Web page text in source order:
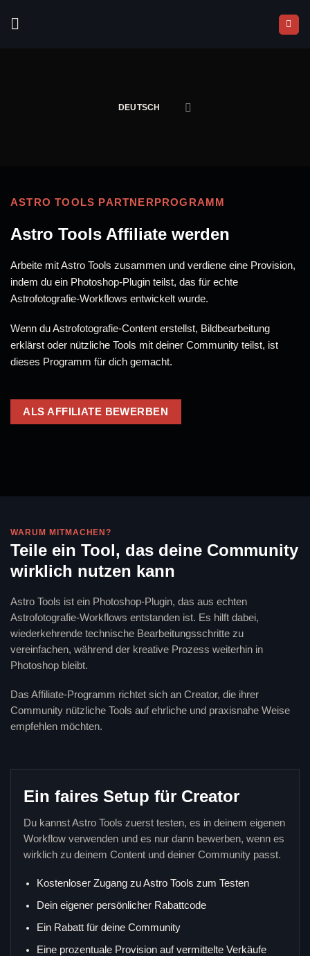
Inhalt
DEUTSCH
ASTRO TOOLS PARTNERPROGRAMM
Astro Tools Affiliate werden
Arbeite mit Astro Tools zusammen und verdiene eine Provision,
indem du ein Photoshop-Plugin teilst, das für echte
Astrofotografie-Workflows entwickelt wurde.
Wenn du Astrofotografie-Content erstellst, Bildbearbeitung
erklärst oder nützliche Tools mit deiner Community teilst, ist
dieses Programm für dich gemacht.
ALS AFFILIATE BEWERBEN
WARUM MITMACHEN?
Teile ein Tool, das deine Community
wirklich nutzen kann
Astro Tools ist ein Photoshop-Plugin, das aus echten
Astrofotografie-Workflows entstanden ist. Es hilft dabei,
wiederkehrende technische Bearbeitungsschritte zu
vereinfachen, während der kreative Prozess weiterhin in
Photoshop bleibt.
Das Affiliate-Programm richtet sich an Creator, die ihrer
Community nützliche Tools auf ehrliche und praxisnahe Weise
empfehlen möchten.
Ein faires Setup für Creator
Du kannst Astro Tools zuerst testen, es in deinem eigenen
Workflow verwenden und es nur dann bewerben, wenn es
wirklich zu deinem Content und deiner Community passt.
Kostenloser Zugang zu Astro Tools zum Testen
Dein eigener persönlicher Rabattcode
Ein Rabatt für deine Community
Eine prozentuale Provision auf vermittelte Verkäufe